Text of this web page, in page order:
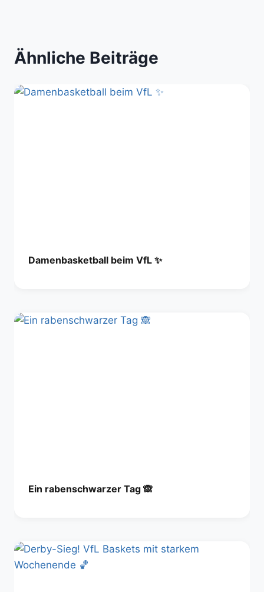
Ähnliche Beiträge
Damenbasketball beim VfL ✨
Ein rabenschwarzer Tag 🙈